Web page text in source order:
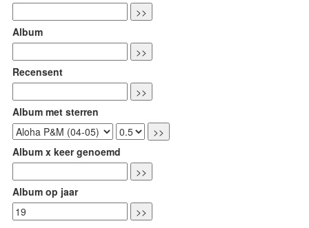
Album
Recensent
Album met sterren
Album x keer genoemd
Album op jaar